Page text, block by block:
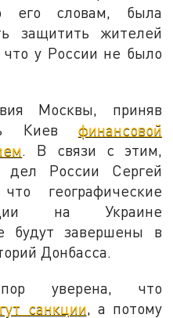
его словам, была
защитить жителей
у России не было
Москвы, приняв
Киев финансовой
. В связи с этим,
дел России Сергей
географические
на Украине
будут завершены в
Донбасса.
уверена, что
санкции, а потому